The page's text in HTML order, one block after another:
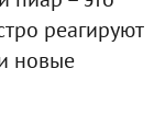
реагируют
новые